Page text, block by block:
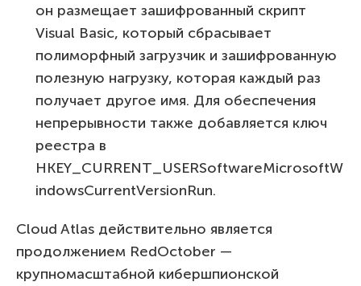
он размещает зашифрованный скрипт
Visual Basic, который сбрасывает
полиморфный загрузчик и зашифрованную
полезную нагрузку, которая каждый раз
получает другое имя. Для обеспечения
непрерывности также добавляется ключ
реестра в
HKEY_CURRENT_USERSoftwareMicrosoftW
indowsCurrentVersionRun.
Cloud Atlas действительно является
продолжением RedOctober —
крупномасштабной кибершпионской